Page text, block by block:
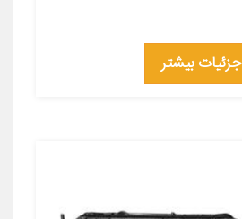
جزئیات بیشتر